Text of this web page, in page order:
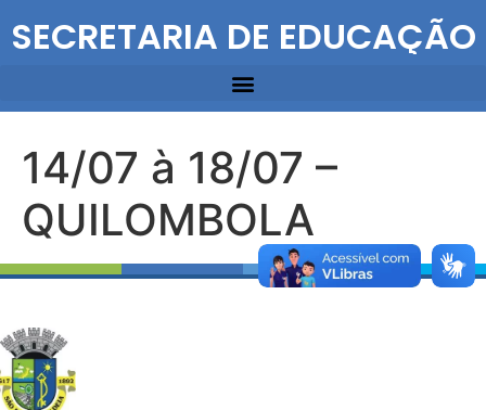
SECRETARIA DE EDUCAÇÃO
14/07 à 18/07 –
QUILOMBOLA